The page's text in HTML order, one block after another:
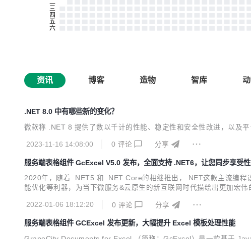
资讯 博客 造物 智库
.NET 8.0 中有哪些新的变化？
微软称 .NET 8 提供了数以千计的性能、稳定性和安全性改进，以及
2023-11-16 14:08:00 0 评论 分享
服务端表格组件 GcExcel V5.0 发布，全面支持 .NET6，让您同步享受
2020年，随着 .NET5 和 .NET Core的相继推出，.NET这款主流编
能优化等利器，为当下微服务&云原生的新互联网时代描绘出更加宏
GcExcel...
2022-01-06 18:12:20 0 评论 分享
服务端表格组件 GCExcel 发布更新，大幅提升 Excel 模板处理性能